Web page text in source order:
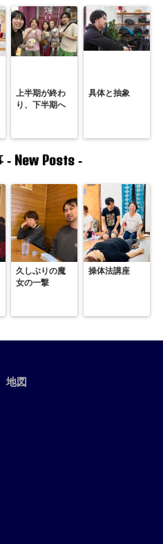
上半期が終わ
り、下半期へ
具体と抽象
- New Posts -
久しぶりの魔
女の一撃
操体法講座
地図